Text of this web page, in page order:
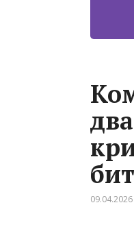
09.04.2026